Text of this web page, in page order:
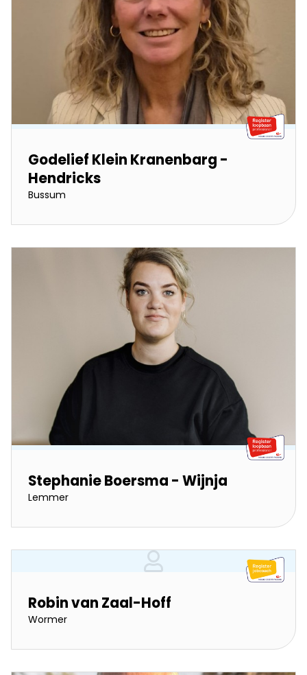
Godelief Klein Kranenbarg -
Hendricks
Bussum
Stephanie Boersma - Wijnja
Lemmer
Robin van Zaal-Hoff
Wormer